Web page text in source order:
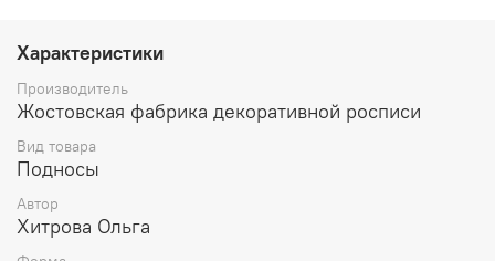
Характеристики
Производитель
Жостовская фабрика декоративной росписи
Вид товара
Подносы
Автор
Хитрова Ольга